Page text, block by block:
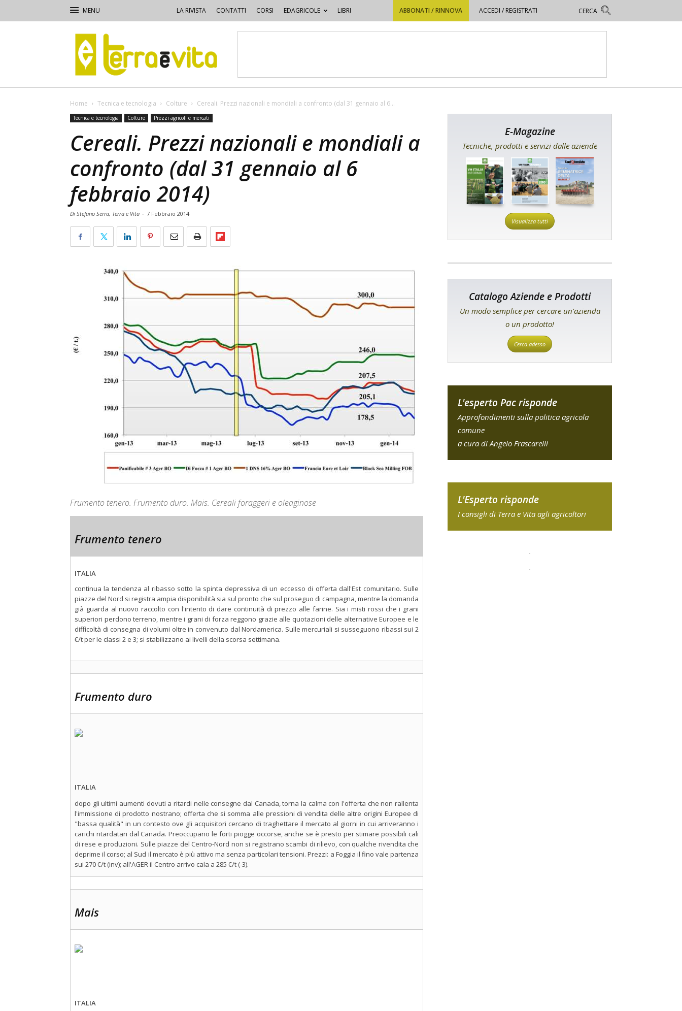
LA RIVISTA CONTATTI CORSI EDAGRICOLE LIBRI ABBONATI / RINNOVA ACCEDI / REGISTRATI
Terra
e
Vita
Home Tecnica e tecnologia Colture Cereali. Prezzi nazionali e mondiali a confronto (dal 31 gennaio al 6...
Tecnica e tecnologia Colture Prezzi agricoli e mercati
Cereali. Prezzi nazionali e mondiali a
confronto (dal 31 gennaio al 6
febbraio 2014)
Di Stefano Serra, Terra e Vita - 7 Febbraio 2014
Frumento tenero. Frumento duro. Mais. Cereali foraggeri e oleaginose
Frumento tenero
ITALIA
continua la tendenza al ribasso sotto la spinta depressiva di un eccesso di offerta dall'Est comunitario. Sulle
piazze del Nord si registra ampia disponibilità sia sul pronto che sul proseguo di campagna, mentre la domanda
già guarda al nuovo raccolto con l'intento di dare continuità di prezzo alle farine. Sia i misti rossi che i grani
superiori perdono terreno, mentre i grani di forza reggono grazie alle quotazioni delle alternative Europee e le
difficoltà di consegna di volumi oltre in convenuto dal Nordamerica. Sulle mercuriali si susseguono ribassi sui 2
€/t per le classi 2 e 3; si stabilizzano ai livelli della scorsa settimana.
Frumento duro
ITALIA
dopo gli ultimi aumenti dovuti a ritardi nelle consegne dal Canada, torna la calma con l'offerta che non rallenta
l'immissione di prodotto nostrano; offerta che si somma alle pressioni di vendita delle altre origini Europee di
"bassa qualità" in un contesto ove gli acquisitori cercano di traghettare il mercato al giorni in cui arriveranno i
carichi ritardatari dal Canada. Preoccupano le forti piogge occorse, anche se è presto per stimare possibili cali
di rese e produzioni. Sulle piazze del Centro-Nord non si registrano scambi di rilievo, con qualche rivendita che
deprime il corso; al Sud il mercato è più attivo ma senza particolari tensioni. Prezzi: a Foggia il fino vale partenza
sui 270 €/t (inv); all'AGER il Centro arrivo cala a 285 €/t (-3).
Mais
ITALIA
E-Magazine
Tecniche, prodotti e servizi dalle aziende
Visualizza tutti
Catalogo Aziende e Prodotti
Un modo semplice per cercare un'azienda
o un prodotto!
Cerca adesso
L'esperto Pac risponde
Approfondimenti sulla politica agricola
comune
a cura di Angelo Frascarelli
L'Esperto risponde
I consigli di Terra e Vita agli agricoltori